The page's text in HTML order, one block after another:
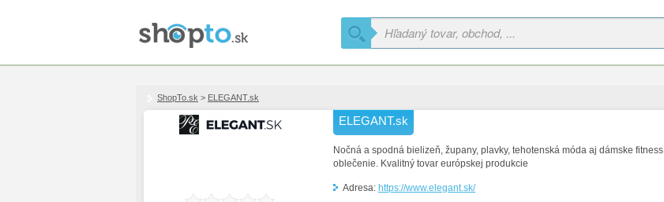
ShopTo.sk > ELEGANT.sk
ELEGANT.sk
Nočná a spodná bielizeň, župany, plavky, tehotenská móda aj dámske fitness
oblečenie. Kvalitný tovar európskej produkcie
Adresa: https://www.elegant.sk/